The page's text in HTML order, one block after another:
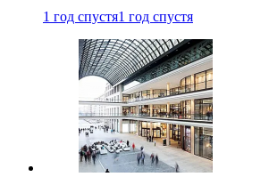
1 год спустя1 год спустя